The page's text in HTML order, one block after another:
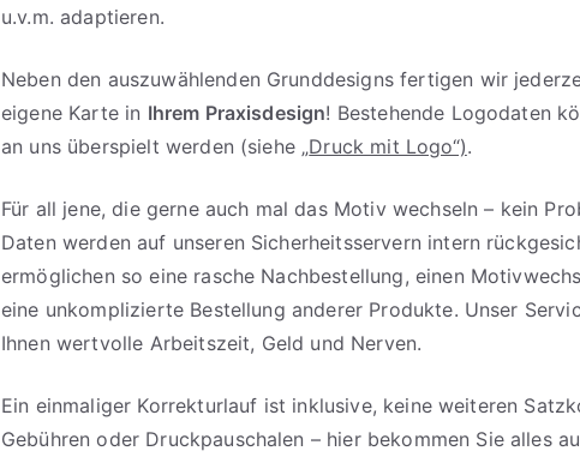
u.v.m. adaptieren.
Neben den auszuwählenden Grunddesigns fertigen wir
eigene Karte in Ihrem Praxisdesign! Bestehende Logodaten
an uns überspielt werden (siehe „Druck mit Logo“).
Für all jene, die gerne auch mal das Motiv wechseln – kein
Daten werden auf unseren Sicherheitsservern intern
ermöglichen so eine rasche Nachbestellung, einen
eine unkomplizierte Bestellung anderer Produkte. Unser
Ihnen wertvolle Arbeitszeit, Geld und Nerven.
Ein einmaliger Korrekturlauf ist inklusive, keine weiteren
Gebühren oder Druckpauschalen – hier bekommen Sie alles